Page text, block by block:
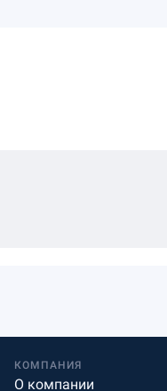
КОМПАНИЯ
О компании